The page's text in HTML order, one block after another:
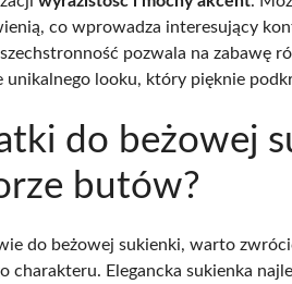
co wprowadza interesujący
pozwala na zabawę
unikalnego looku, który pięknie
do beżowej
butów?
do beżowej sukienki, warto
charakteru. Elegancka sukienka